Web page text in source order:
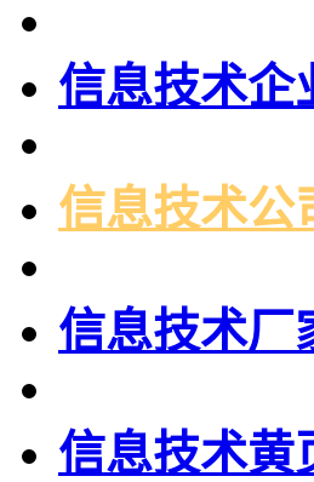
信息技术企
信息技术公
信息技术厂
信息技术黄